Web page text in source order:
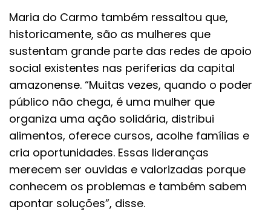
Maria do Carmo também ressaltou que,
historicamente, são as mulheres que
sustentam grande parte das redes de apoio
social existentes nas periferias da capital
amazonense. “Muitas vezes, quando o poder
público não chega, é uma mulher que
organiza uma ação solidária, distribui
alimentos, oferece cursos, acolhe famílias e
cria oportunidades. Essas lideranças
merecem ser ouvidas e valorizadas porque
conhecem os problemas e também sabem
apontar soluções”, disse.